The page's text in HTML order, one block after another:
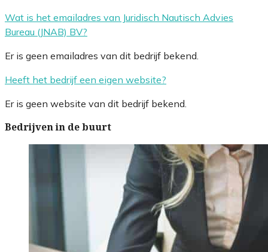
Wat is het emailadres van Juridisch Nautisch Advies
Bureau (JNAB) BV?
Er is geen emailadres van dit bedrijf bekend.
Heeft het bedrijf een eigen website?
Er is geen website van dit bedrijf bekend.
Bedrijven in de buurt